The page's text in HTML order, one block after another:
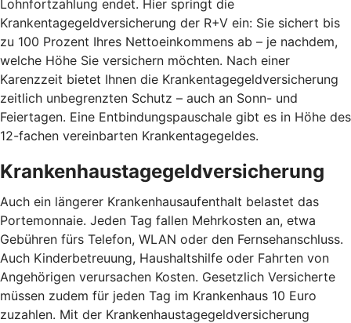
Lohnfortzahlung endet. Hier springt die
Krankentagegeldversicherung der R+V ein: Sie sichert bis
zu 100 Prozent Ihres Nettoeinkommens ab – je nachdem,
welche Höhe Sie versichern möchten. Nach einer
Karenzzeit bietet Ihnen die Krankentagegeldversicherung
zeitlich unbegrenzten Schutz – auch an Sonn- und
Feiertagen. Eine Entbindungspauschale gibt es in Höhe des
12-fachen vereinbarten Krankentagegeldes.
Krankenhaustagegeldversicherung
Auch ein längerer Krankenhausaufenthalt belastet das
Portemonnaie. Jeden Tag fallen Mehrkosten an, etwa
Gebühren fürs Telefon, WLAN oder den Fernsehanschluss.
Auch Kinderbetreuung, Haushaltshilfe oder Fahrten von
Angehörigen verursachen Kosten. Gesetzlich Versicherte
müssen zudem für jeden Tag im Krankenhaus 10 Euro
zuzahlen. Mit der Krankenhaustagegeldversicherung